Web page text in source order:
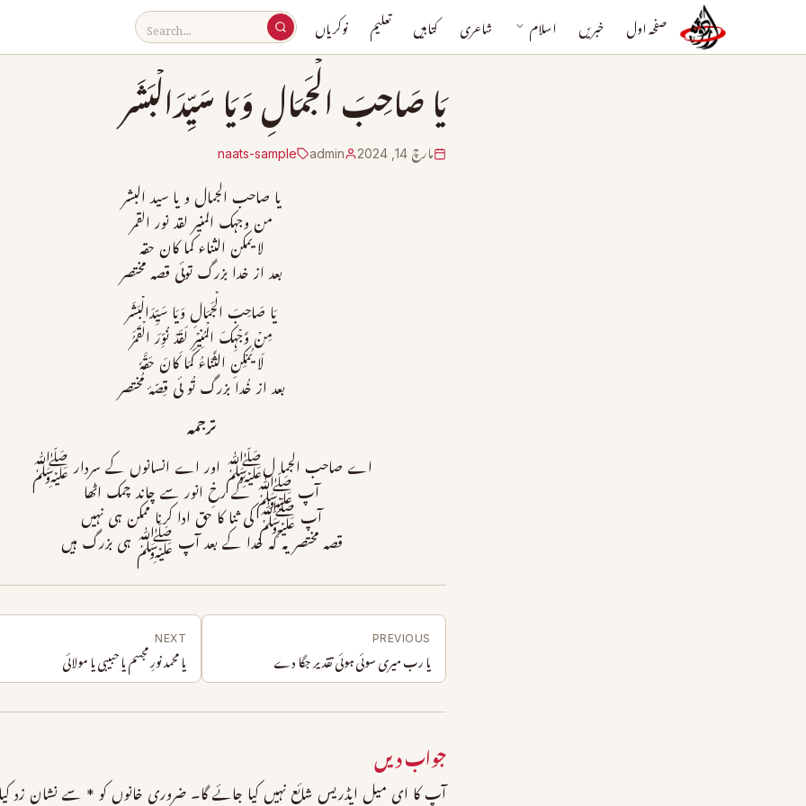
صفحہ اول خبریں اسلام شاعری کتابیں تعلیم نوکریاں
یَا صَاحِبَ الۡجَمَالِ وَیَا سَیِّدَالۡبَشَر
مارچ 14, 2024 admin
naats-sample
یا صاحب الجمال و یا سید البشر
من وجہک المنیر لقد نور القمر
لا یمکن الثناء کما کان حقہ
بعد از خدا بزرگ توئی قصہ مختصر
یَا صَاحِبَ الۡجَمَالِ وَیَا سَیِّدَالۡبَشَر
مِنۡ وَّجۡہِکَ الۡمُنِیۡرِ لَقَدۡ نُوِّرَ الۡقَمَرُ
لَا یُمۡکِنِ الثَّنَاءُ کَمَا کَانَ حَقَّہٗ
بعد از خُدا بزرگ تُو ئی قِصّۂ مُختصر
ترجمہ
اے صاحب الجما لﷺ اور اے انسانوں کے سردار ﷺ
آپ ﷺ کے رخِ انور سے چاند چمک اٹھا
آپ ﷺ کی ثنا کا حق ادا کرنا ممکن ہی نہیں
قصہ مختصر یہ کہ خدا کے بعد آپ ﷺ ہی بزرگ ہیں
PREVIOUS
یا رب میری سوئی ہوئی تقدیر جگا دے
NEXT
یا محمد نورِ مجسم یا حبیبی یا مولائی
جواب دیں
آپ کا ای میل ایڈریس شائع نہیں کیا جائے گا۔ ضروری خانوں کو * سے نشان زد